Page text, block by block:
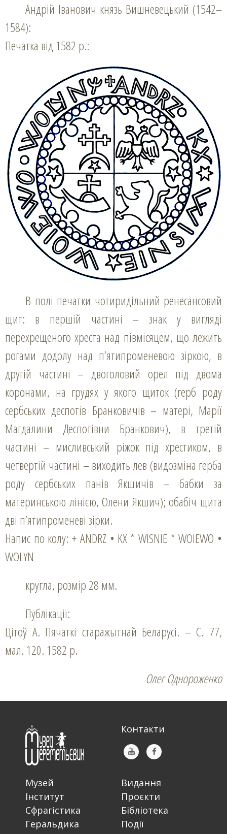
Андрій Іванович князь Вишневецький (1542–
1584):
Печатка від 1582 р.:
В полі печатки чотиридільний ренесансовий
щит: в першій частині – знак у вигляді
перехрещеного хреста над півмісяцем, що лежить
рогами додолу над п’ятипроменевою зіркою, в
другій частині – двоголовий орел під двома
коронами, на грудях у якого щиток (герб роду
сербських деспотів Бранковичів – матері, Марії
Магдалини Деспотівни Бранкович), в третій
частині – мисливський ріжок під хрестиком, в
четвертій частині – виходить лев (видозміна герба
роду сербських панів Якшичів – бабки за
материнською лінією, Олени Якшич); обабіч щита
дві п’ятипроменеві зірки.
Напис по колу: + ANDRZ • KX * WISNIE * WOIEWO •
WOLYN
кругла, розмір 28 мм.
Публікації:
Цітоў А. Пячаткі старажытнай Беларусі. – С. 77,
мал. 120. 1582 р.
Олег Однороженко
Контакти
Музей
Інститут
Сфрагістика
Геральдика
Видання
Проєкти
Бібліотека
Події